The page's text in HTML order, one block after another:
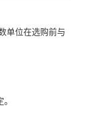
单位在选购前与